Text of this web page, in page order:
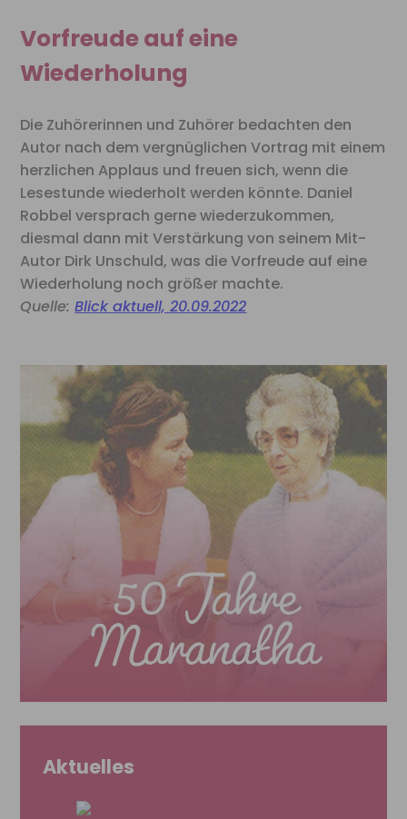
Vorfreude auf eine
Wiederholung
Die Zuhörerinnen und Zuhörer bedachten den
Autor nach dem vergnüglichen Vortrag mit einem
herzlichen Applaus und freuen sich, wenn die
Lesestunde wiederholt werden könnte. Daniel
Robbel versprach gerne wiederzukommen,
diesmal dann mit Verstärkung von seinem Mit-
Autor Dirk Unschuld, was die Vorfreude auf eine
Wiederholung noch größer machte.
Quelle:Blick aktuell, 20.09.2022
Aktuelles